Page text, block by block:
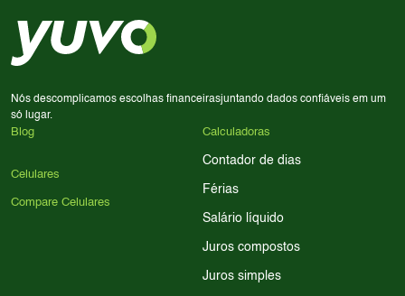
processador e bateria são essenciais. Use nossos filtros
para encontrar o celular ideal.
Nós descomplicamos escolhas financeirasjuntando dados confiáveis em um
só lugar.
Blog
Celulares
Compare Celulares
Calculadoras
Contador de dias
Férias
Salário líquido
Juros compostos
Juros simples